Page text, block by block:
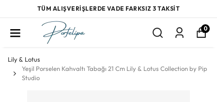
TÜM ALIŞVERİŞLERDE VADE FARKSIZ 3 TAKSİT
0
Lily & Lotus
Yeşil Porselen Kahvaltı Tabağı 21 Cm Lily & Lotus Collection by Pip
Studio